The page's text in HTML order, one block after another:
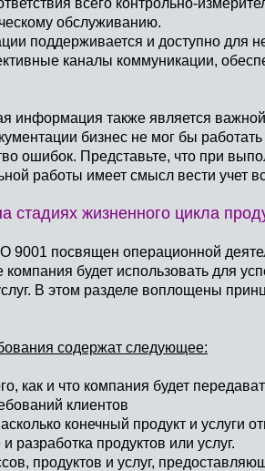
всего контрольно-
обслуживанию.
поддерживается и доступно для
каналы коммуникации,
информация также является
бизнес не мог бы
ошибок. Представьте, что при
работы имеет смысл вести учет
стадиях жизненного цикла
9001 посвящен операционной
будет использовать для
В этом разделе воплощены
содержат следующее:
как и что компания будет
клиентов
конечный продукт и услуги
разработка продуктов или услуг.
продуктов и услуг,